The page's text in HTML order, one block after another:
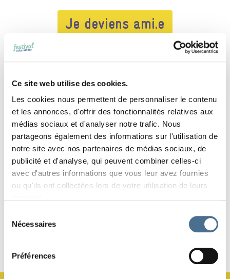
Ce site web utilise des cookies.
Les cookies nous permettent de personnaliser le contenu
et les annonces, d'offrir des fonctionnalités relatives aux
médias sociaux et d'analyser notre trafic. Nous
partageons également des informations sur l'utilisation de
notre site avec nos partenaires de médias sociaux, de
publicité et d'analyse, qui peuvent combiner celles-ci
avec d'autres informations que vous leur avez fournies
ou qu'ils ont collectées lors de votre utilisation de leurs
Nécessaires
Préférences
Je deviens ami.e
COTISATION ANNUELLE
70 CHF - Solo125 CHF - Duo
Veuillez noter que le paiement de la cotisation s’effectue via
notre partenaire de billetterie Weezevent.
Si vous préférez faire votre don directement
par virement bancaire ou postal, c’est
également possible via nos coordonnées
N’oubliez pas de mentionner le motif de votre